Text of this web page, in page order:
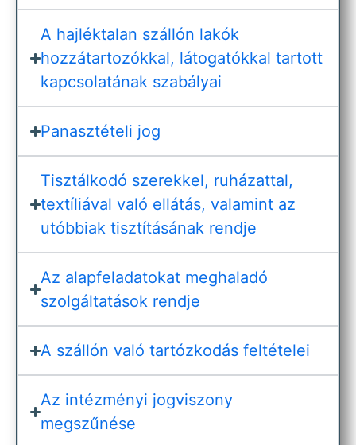
A hajléktalan szállón lakók
hozzátartozókkal, látogatókkal tartott
kapcsolatának szabályai
Panasztételi jog
Tisztálkodó szerekkel, ruházattal,
textíliával való ellátás, valamint az
utóbbiak tisztításának rendje
Az alapfeladatokat meghaladó
szolgáltatások rendje
A szállón való tartózkodás feltételei
Az intézményi jogviszony
megszűnése